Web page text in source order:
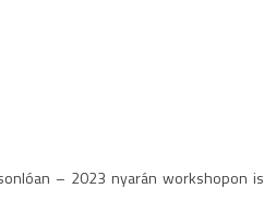
– 2023 nyarán workshopon is